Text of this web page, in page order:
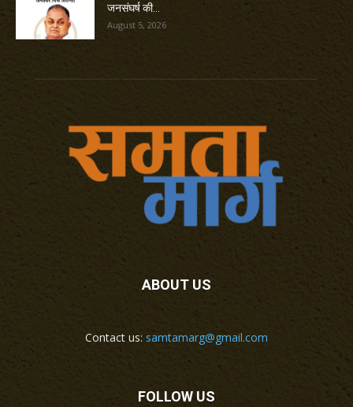
जनसंघर्ष की...
August 5, 2026
ABOUT US
Contact us: samtamarg@gmail.com
FOLLOW US